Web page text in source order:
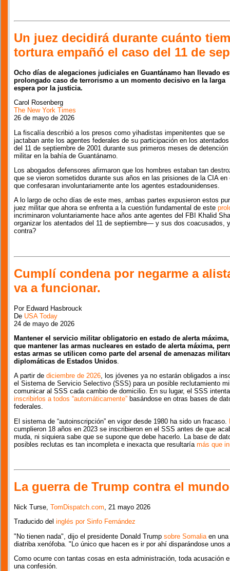
Un juez decidirá durante cuánto
tortura empañó el caso del 11 de
Ocho días de alegaciones judiciales en Guantánamo han llevado
prolongado caso de terrorismo a un momento decisivo en la larga
espera por la justicia.
Carol Rosenberg
The New York Times
26 de mayo de 2026
La fiscalía describió a los presos como yihadistas impenitentes que se
jactaban ante los agentes federales de su participación en los atentados
del 11 de septiembre de 2001 durante sus primeros meses de detención
militar en la bahía de Guantánamo.
Los abogados defensores afirmaron que los hombres estaban tan
que se vieron sometidos durante sus años en las prisiones de la CIA
que confesaran involuntariamente ante los agentes estadounidenses.
A lo largo de ocho días de este mes, ambas partes expusieron estos
juez militar que ahora se enfrenta a la cuestión fundamental de este
incriminaron voluntariamente hace años ante agentes del FBI Khalid
organizar los atentados del 11 de septiembre— y sus dos coacusados,
contra?
Cumplí condena por negarme a
va a funcionar.
Por Edward Hasbrouck
De USA Today
24 de mayo de 2026
Mantener el servicio militar obligatorio en estado de alerta
que mantener las armas nucleares en estado de alerta máxima,
estas armas se utilicen como parte del arsenal de amenazas
diplomáticas de Estados Unidos.
A partir de diciembre de 2026, los jóvenes ya no estarán obligados a
el Sistema de Servicio Selectivo (SSS) para un posible reclutamiento
comunicar al SSS cada cambio de domicilio. En su lugar, el SSS
inscribirlos a todos “automáticamente” basándose en otras bases de
federales.
El sistema de “autoinscripción” en vigor desde 1980 ha sido un fracaso.
cumplieron 18 años en 2023 se inscribieron en el SSS antes de que
muda, ni siquiera sabe que se supone que debe hacerlo. La base de
posibles reclutas es tan incompleta e inexacta que resultaría más que
La guerra de Trump contra el mundo
Nick Turse, TomDispatch.com, 21 mayo 2026
Traducido del inglés por Sinfo Fernández
"No tienen nada", dijo el presidente Donald Trump sobre Somalia en
diatriba xenófoba. "Lo único que hacen es ir por ahí disparándose unos
Como ocurre con tantas cosas en esta administración, toda acusación
una confesión.